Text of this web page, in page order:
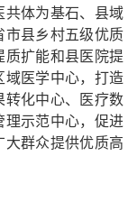
共体为基石、县域
市县乡村五级优质
质扩能和县医院提
域医学中心，打造
转化中心、医疗数
理示范中心，促进
大群众提供优质高